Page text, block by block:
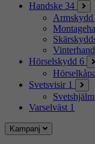
Handske 34
Armskydd
Hörselskydd 6
Hörselkåpa
Svetsvisir 1
Svetshjälm
Varselväst 1
Kampanj